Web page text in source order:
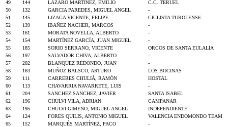
49
144 LAZARO MARTINEZ, EMILIO
C.C. TERUEL
50
132 GARCIA PAREDES, MIGUEL ANGEL
-
51
145 LIZAGA VICENTE, FELIPE
CICLISTA TUROLENSE
52
139 IBAÑEZ NACHER, MARCOS
-
53
161 MORATA NOVELLA, ALBERTO
-
54
154 MARTÍNEZ GARCÍA, JUAN MIGUEL
-
55
185 SORIO SERRANO, VICENTE
ORCOS DE SANTA EULALIA
56
197 SALVADOR CHIVA, ALBERTO
-
57
202 BLANQUEZ REDONDO, JUAN
-
58
163 MUÑOZ BALSCO, ARTURO
LOS BOCINAS
59
111 CARRERES CHULIÁ, RAMÓN
HOSTAL
60
113 CHAVARRIA NAVARRETE, LUIS
-
61
204 SANCHEZ SANCHEZ, JAVIER
SANTA ISABEL
62
196 CHULVI VILA, ADRIAN
CAMPANAR
63
195 CHULVI GIMENO, MIGUEL ANGEL
INDEPENDIENTE
64
124 FORES QUILIS, ANTONIO MIGUEL
VALENCIA ENDOMONDO TEAM
65
152 MARQUÉS MARTÍNEZ, PACO
-